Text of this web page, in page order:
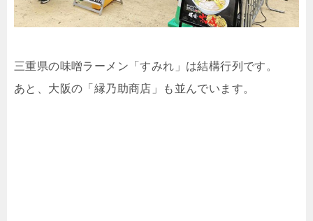
三重県の味噌ラーメン「すみれ」は結構行列です。
あと、大阪の「縁乃助商店」も並んでいます。